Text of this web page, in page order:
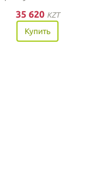
35 620 KZT
Купить